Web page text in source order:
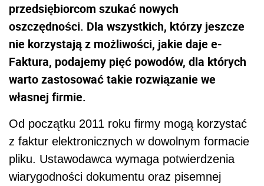
przedsiębiorcom szukać nowych
oszczędności. Dla wszystkich, którzy jeszcze
nie korzystają z możliwości, jakie daje e-
Faktura, podajemy pięć powodów, dla których
warto zastosować takie rozwiązanie we
własnej firmie.
Od początku 2011 roku firmy mogą korzystać
z faktur elektronicznych w dowolnym formacie
pliku. Ustawodawca wymaga potwierdzenia
wiarygodności dokumentu oraz pisemnej